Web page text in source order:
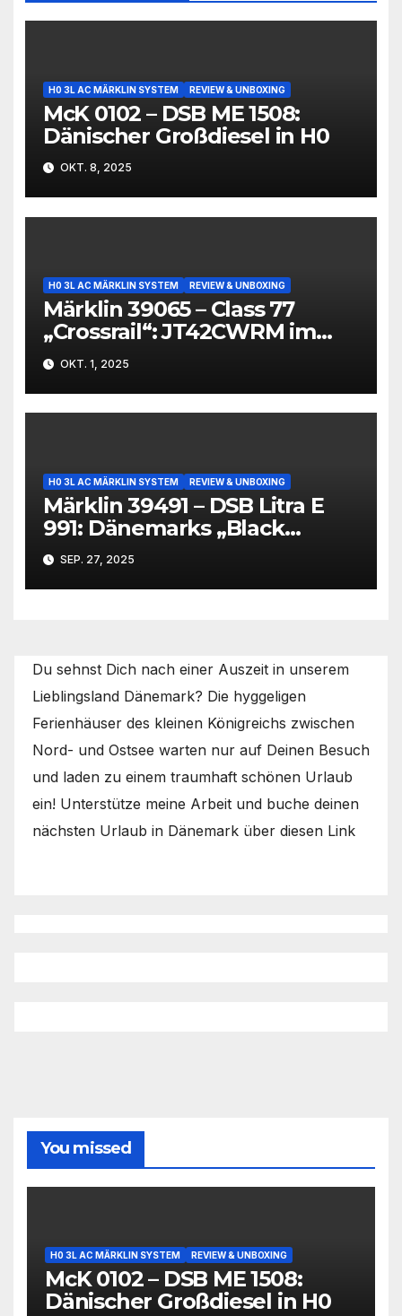
H0 3L AC MÄRKLIN SYSTEM REVIEW & UNBOXING
McK 0102 – DSB ME 1508:
Dänischer Großdiesel in H0
OKT. 8, 2025
H0 3L AC MÄRKLIN SYSTEM REVIEW & UNBOXING
Märklin 39065 – Class 77
„Crossrail“: JT42CWRM im
Modell
OKT. 1, 2025
H0 3L AC MÄRKLIN SYSTEM REVIEW & UNBOXING
Märklin 39491 – DSB Litra E
991: Dänemarks „Black
Beauty“ im Modell
SEP. 27, 2025
Du sehnst Dich nach einer Auszeit in unserem
Lieblingsland Dänemark? Die hyggeligen
Ferienhäuser des kleinen Königreichs zwischen
Nord- und Ostsee warten nur auf Deinen Besuch
und laden zu einem traumhaft schönen Urlaub
ein! Unterstütze meine Arbeit und buche deinen
nächsten Urlaub in Dänemark über diesen Link
You missed
H0 3L AC MÄRKLIN SYSTEM REVIEW & UNBOXING
McK 0102 – DSB ME 1508:
Dänischer Großdiesel in H0